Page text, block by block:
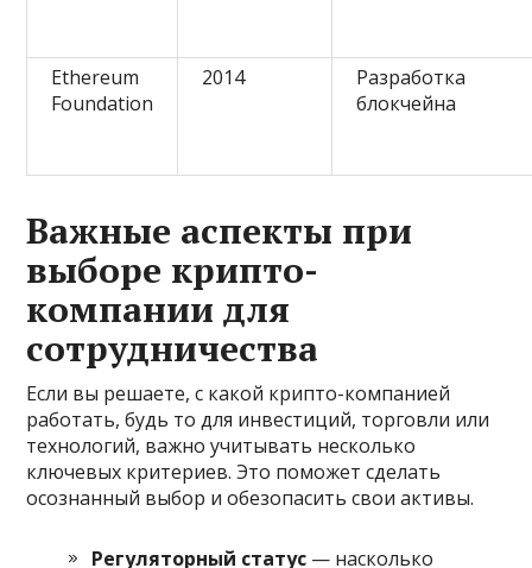
Ethereum
Foundation
2014
Разработка
блокчейна
Важные аспекты при
выборе крипто-
компании для
сотрудничества
Если вы решаете, с какой крипто-компанией
работать, будь то для инвестиций, торговли или
технологий, важно учитывать несколько
ключевых критериев. Это поможет сделать
осознанный выбор и обезопасить свои активы.
Регуляторный статус — насколько